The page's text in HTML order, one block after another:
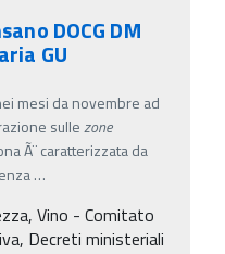
DOCG DM
GU
mesi da novembre ad
sullezone
Ã¨ caratterizzata da
…
Vino - Comitato
Decreti ministeriali